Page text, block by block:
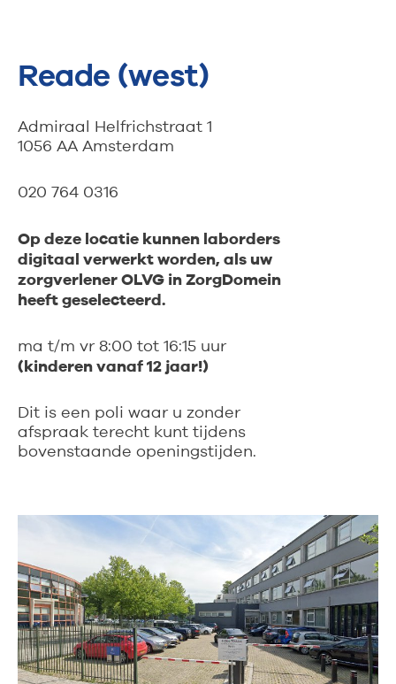
Reade (west)
Admiraal Helfrichstraat 1
1056 AA Amsterdam
020 764 0316
Op deze locatie kunnen laborders
digitaal verwerkt worden, als uw
zorgverlener OLVG in ZorgDomein
heeft geselecteerd.
ma t/m vr 8:00 tot 16:15 uur
(kinderen vanaf 12 jaar!)
Dit is een poli waar u zonder
afspraak terecht kunt tijdens
bovenstaande openingstijden.